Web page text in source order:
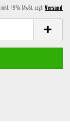
inkl. 19% MwSt. zzgl.Versand